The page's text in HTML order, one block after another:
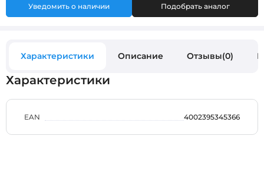
Уведомить о наличии Подобрать аналог
Характеристики Описание Отзывы(0)
Характеристики
EAN 4002395345366